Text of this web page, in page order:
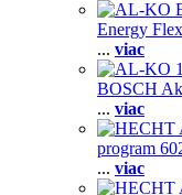
Energy
... viac
BOSCH
... viac
program
... viac